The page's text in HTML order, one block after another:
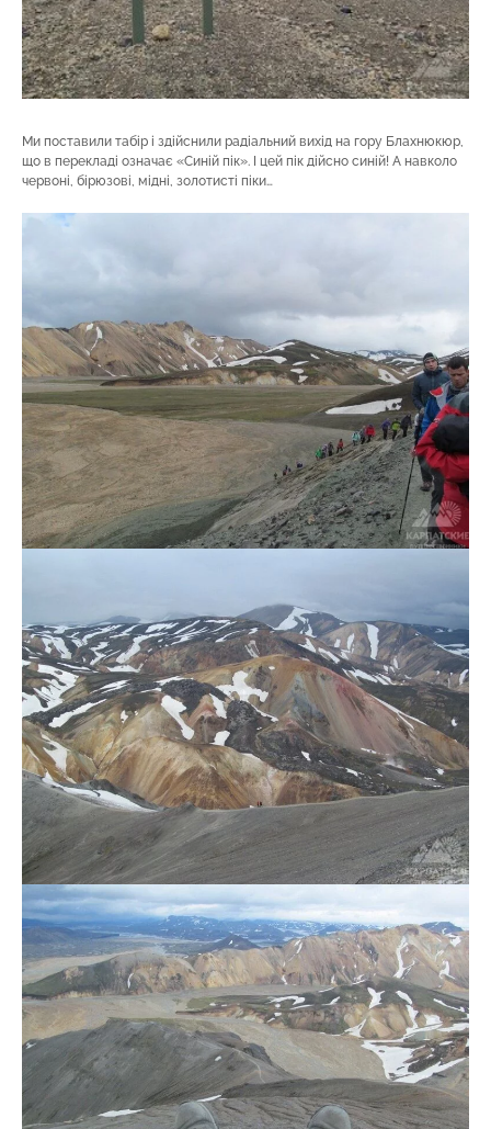
Ми поставили табір і здійснили радіальний вихід на гору Блахнюкюр,
що в перекладі означає «Синій пік». І цей пік дійсно синій! А навколо
червоні, бірюзові, мідні, золотисті піки…